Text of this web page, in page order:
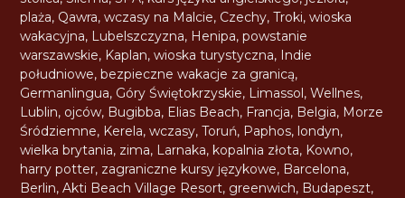
plaża, Qawra,wczasy na Malcie, Czechy,Troki,wioska
wakacyjna, Lubelszczyzna, Henipa,powstanie
warszawskie, Kaplan,wioska turystyczna, Indie
południowe,bezpieczne wakacje za granicą,
Germanlingua, Góry Świętokrzyskie, Limassol,Wellnes,
Lublin, ojców, Bugibba, Elias Beach, Francja, Belgia, Morze
Śródziemne, Kerela,wczasy,Toruń, Paphos, londyn,
wielka brytania, zima, Larnaka, kopalnia złota, Kowno,
harry potter, zagraniczne kursy językowe, Barcelona,
Berlin,Akti Beach Village Resort, greenwich, Budapeszt,